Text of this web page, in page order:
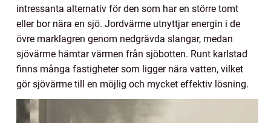
intressanta alternativ för den som har en större tomt
eller bor nära en sjö. Jordvärme utnyttjar energin i de
övre marklagren genom nedgrävda slangar, medan
sjövärme hämtar värmen från sjöbotten. Runt karlstad
finns många fastigheter som ligger nära vatten, vilket
gör sjövärme till en möjlig och mycket effektiv lösning.